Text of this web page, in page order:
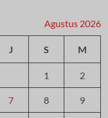
Agustus 2026
J S M
1 2
7 8 9